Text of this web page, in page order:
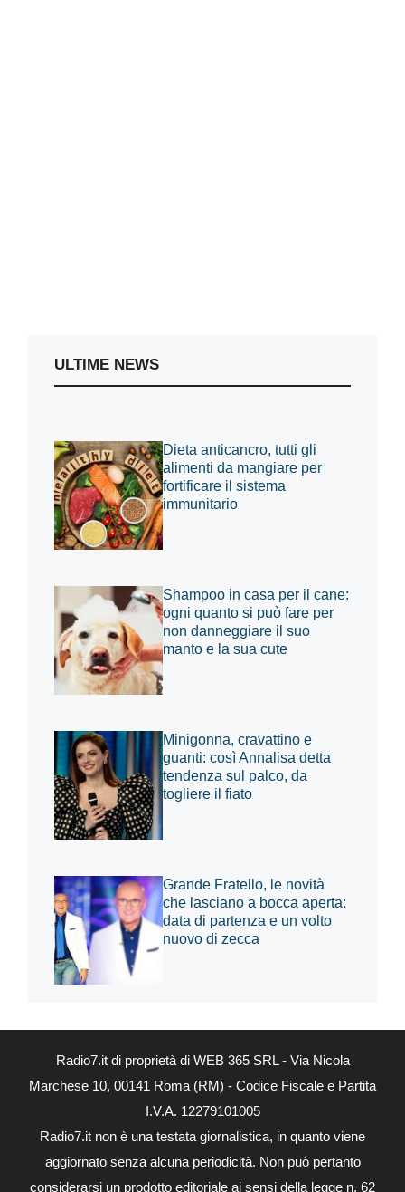
ULTIME NEWS
Dieta anticancro, tutti gli
alimenti da mangiare per
fortificare il sistema
immunitario
Shampoo in casa per il cane:
ogni quanto si può fare per
non danneggiare il suo
manto e la sua cute
Minigonna, cravattino e
guanti: così Annalisa detta
tendenza sul palco, da
togliere il fiato
Grande Fratello, le novità
che lasciano a bocca aperta:
data di partenza e un volto
nuovo di zecca
Radio7.it di proprietà di WEB 365 SRL - Via Nicola
Marchese 10, 00141 Roma (RM) - Codice Fiscale e Partita
I.V.A. 12279101005
Radio7.it non è una testata giornalistica, in quanto viene
aggiornato senza alcuna periodicità. Non può pertanto
considerarsi un prodotto editoriale ai sensi della legge n. 62